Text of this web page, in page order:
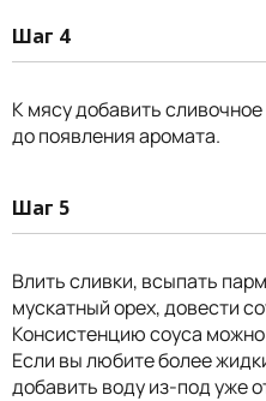
Шаг 4
К мясу добавить
до появления аромата.
Шаг 5
Влить сливки, всыпать
мускатный орех, довести
Консистенцию соуса можно
Если вы любите более
добавить воду из-под уже